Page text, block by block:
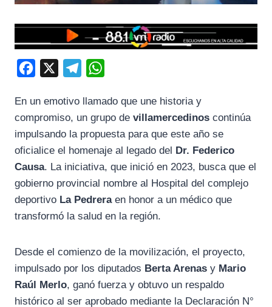
c
e
b
k
l
e
g
m
a
t
s
A
p
En un emotivo llamado que une historia y
compromiso, un grupo de villamercedinos continúa
impulsando la propuesta para que este año se
oficialice el homenaje al legado del Dr. Federico
Causa. La iniciativa, que inició en 2023, busca que el
gobierno provincial nombre al Hospital del complejo
deportivo La Pedreraen honor a un médico que
transformó la salud en la región.
Desde el comienzo de la movilización, el proyecto,
impulsado por los diputados Berta Arenas y Mario
Raúl Merlo, ganó fuerza y obtuvo un respaldo
histórico al ser aprobado mediante la Declaración N°